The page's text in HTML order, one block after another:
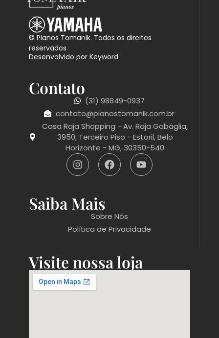
© Pianos Tomanik. Todos os direitos
reservados.
Desenvolvido por Keyword
Contato
(31) 98849-0937
contato@pianostomanik.com.br
Casa Raja Shopping - Av. Raja Gabáglia,
3950, Terceiro Piso - Estoril, Belo
Horizonte - MG, 30350-540
Saiba Mais
Sobre Nós
Política de Privacidade
Visite nossa loja